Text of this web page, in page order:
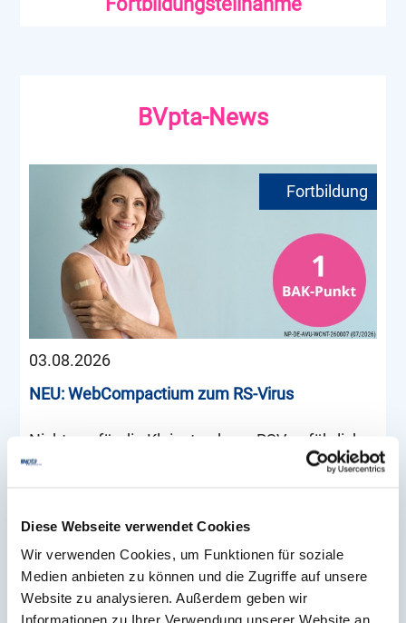
Diese Webseite verwendet Cookies
Wir verwenden Cookies, um Funktionen für soziale
Medien anbieten zu können und die Zugriffe auf unsere
Website zu analysieren. Außerdem geben wir
Informationen zu Ihrer Verwendung unserer Website an
BVpta-News
03.08.2026
NEU: WebCompactium zum RS-Virus
Nicht nur für die Kleinsten kann RSV gefährlich
werden – auch bei Erwachsenen kann eine
Deshalb widmen wir uns diesem Thema in
unserem neuen BAK-akkreditierten
Vertiefungsmodul unserer Schulungsinitiative
Impfen „Das Respiratorische Synzytial-Virus